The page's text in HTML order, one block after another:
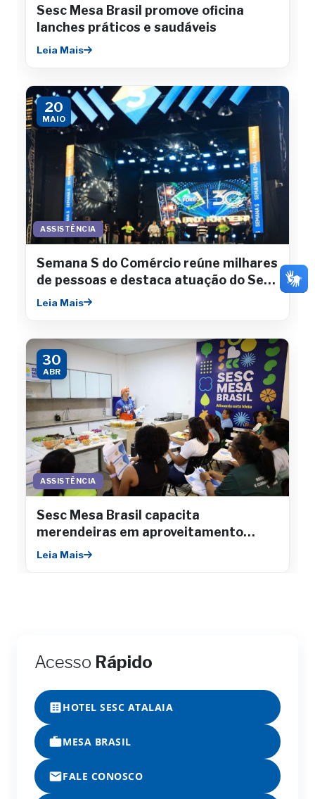
Sesc Mesa Brasil promove oficina
lanches práticos e saudáveis
Leia Mais
20
MAIO
ASSISTÊNCIA
Semana S do Comércio reúne milhares
de pessoas e destaca atuação do Sesc
Sergipe
Leia Mais
30
ABR
ASSISTÊNCIA
Sesc Mesa Brasil capacita
merendeiras em aproveitamento
integral de alimentos
Leia Mais
Acesso Rápido
HOTEL SESC ATALAIA
MESA BRASIL
FALE CONOSCO